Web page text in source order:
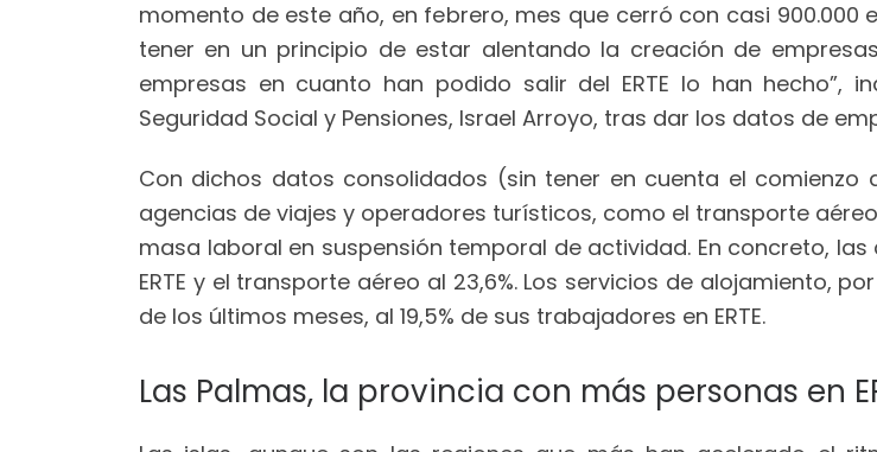
momento de este año, en febrero, mes que cerró con casi 900.000
tener en un principio de estar alentando la creación de
empresas en cuanto han podido salir del ERTE lo han hecho”,
Seguridad Social y Pensiones, Israel Arroyo, tras dar los datos de
Con dichos datos consolidados (sin tener en cuenta el
agencias de viajes y operadores turísticos, como el transporte
masa laboral en suspensión temporal de actividad. En concreto,
ERTE y el transporte aéreo al 23,6%. Los servicios de alojamiento,
de los últimos meses, al 19,5% de sus trabajadores en ERTE.
Las Palmas, la provincia con más personas en